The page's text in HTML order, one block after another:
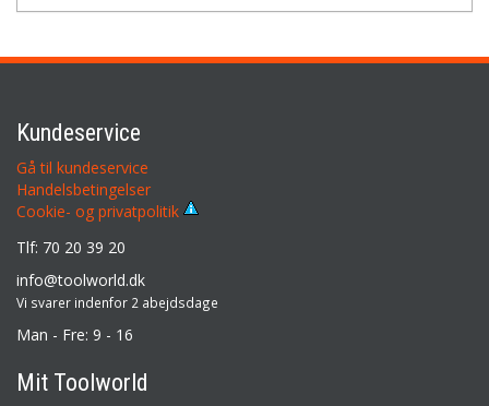
Kundeservice
Gå til kundeservice
Handelsbetingelser
Cookie- og privatpolitik
Tlf: 70 20 39 20
info@toolworld.dk
Vi svarer indenfor 2 abejdsdage
Man - Fre: 9 - 16
Mit Toolworld